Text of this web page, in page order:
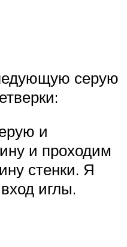
серую
и
и проходим
стенки. Я
иглы.